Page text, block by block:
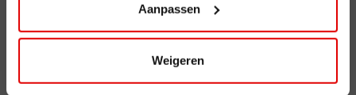
Aanpassen
Weigeren